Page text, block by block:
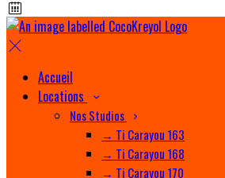
Accueil
Locations
Nos Studios
→ Ti Carayou 163
→ Ti Carayou 168
→ Ti Carayou 170